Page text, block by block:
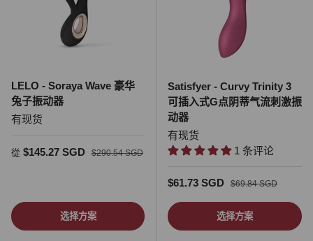
LELO - Soraya Wave 豪华
兔子振动器
有现货
促销价
從 $145.27 SGD 正常价格
$290.54 SGD
选择方案
Satisfyer - Curvy Trinity 3
可插入式G点阴蒂气流刺激振
动器
有现货
1 条评论
促销价
$61.73 SGD 正常价格
$69.84 SGD
选择方案